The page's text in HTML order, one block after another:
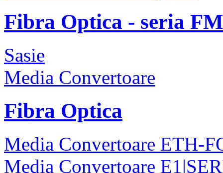
Fibra Optica - seria
Sasie
Media Convertoare
Fibra Optica
Media Convertoare ETH-
Media Convertoare